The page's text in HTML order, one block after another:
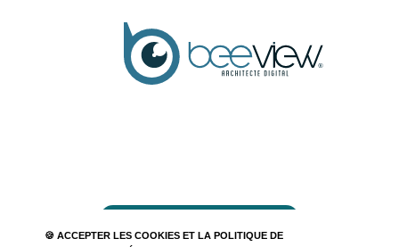
🍪 ACCEPTER LES COOKIES ET LA POLITIQUE DE